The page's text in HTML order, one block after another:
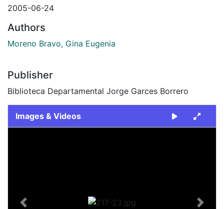
2005-06-24
Authors
Moreno Bravo, Gina Eugenia
Publisher
Biblioteca Departamental Jorge Garces Borrero
Images & Videos